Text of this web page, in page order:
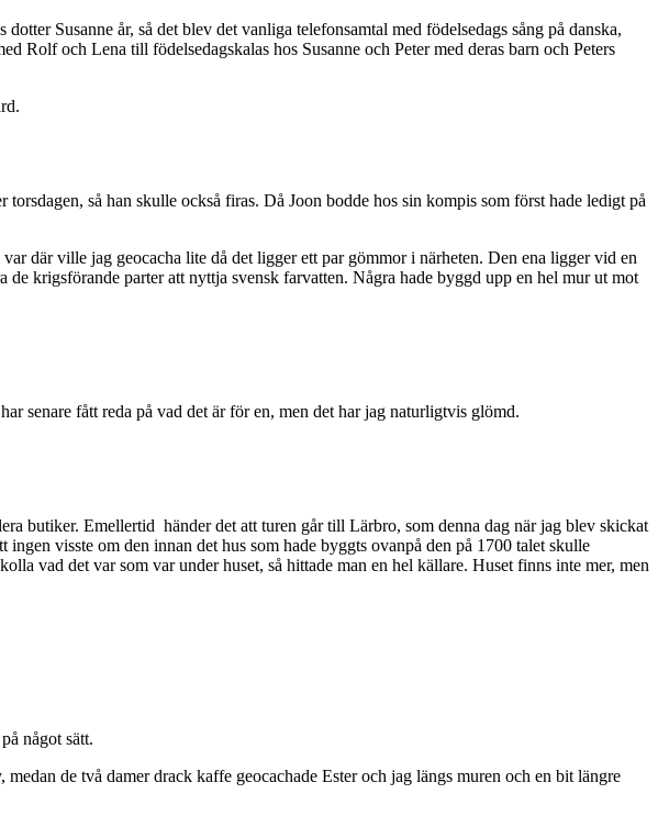
Susanne år, så det blev det vanliga telefonsamtal med födelsedags sång på danska,
Rolf och Lena till födelsedagskalas hos Susanne och Peter med deras barn och Peters
så han skulle också firas. Då Joon bodde hos sin kompis som först hade ledigt på
där ville jag geocacha lite då det ligger ett par gömmor i närheten. Den ena ligger vid en
krigsförande parter att nyttja svensk farvatten. Några hade byggd upp en hel mur ut mot
senare fått reda på vad det är för en, men det har jag naturligtvis glömd.
butiker. Emellertid händer det att turen går till Lärbro, som denna dag när jag blev skickat
visste om den innan det hus som hade byggts ovanpå den på 1700 talet skulle
vad det var som var under huset, så hittade man en hel källare. Huset finns inte mer, men
något sätt.
de två damer drack kaffe geocachade Ester och jag längs muren och en bit längre